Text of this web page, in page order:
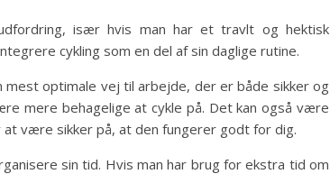
især hvis man har et travlt og hektisk
cykling som en del af sin daglige rutine.
optimale vej til arbejde, der er både sikker og
mere behagelige at cykle på. Det kan også være
være sikker på, at den fungerer godt for dig.
sin tid. Hvis man har brug for ekstra tid om